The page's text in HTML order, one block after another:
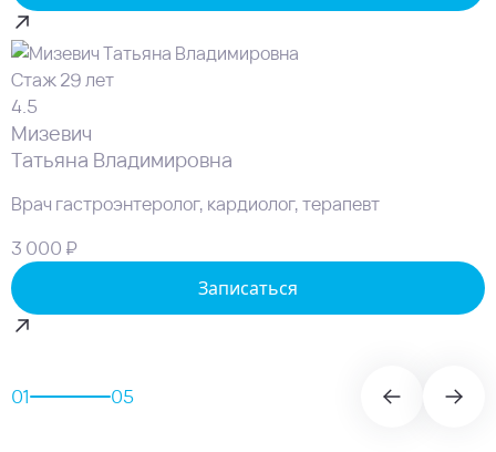
Стаж 29 лет
4.5
Мизевич
Татьяна Владимировна
Врач гастроэнтеролог, кардиолог, терапевт
3 000 ₽
Записаться
01 05